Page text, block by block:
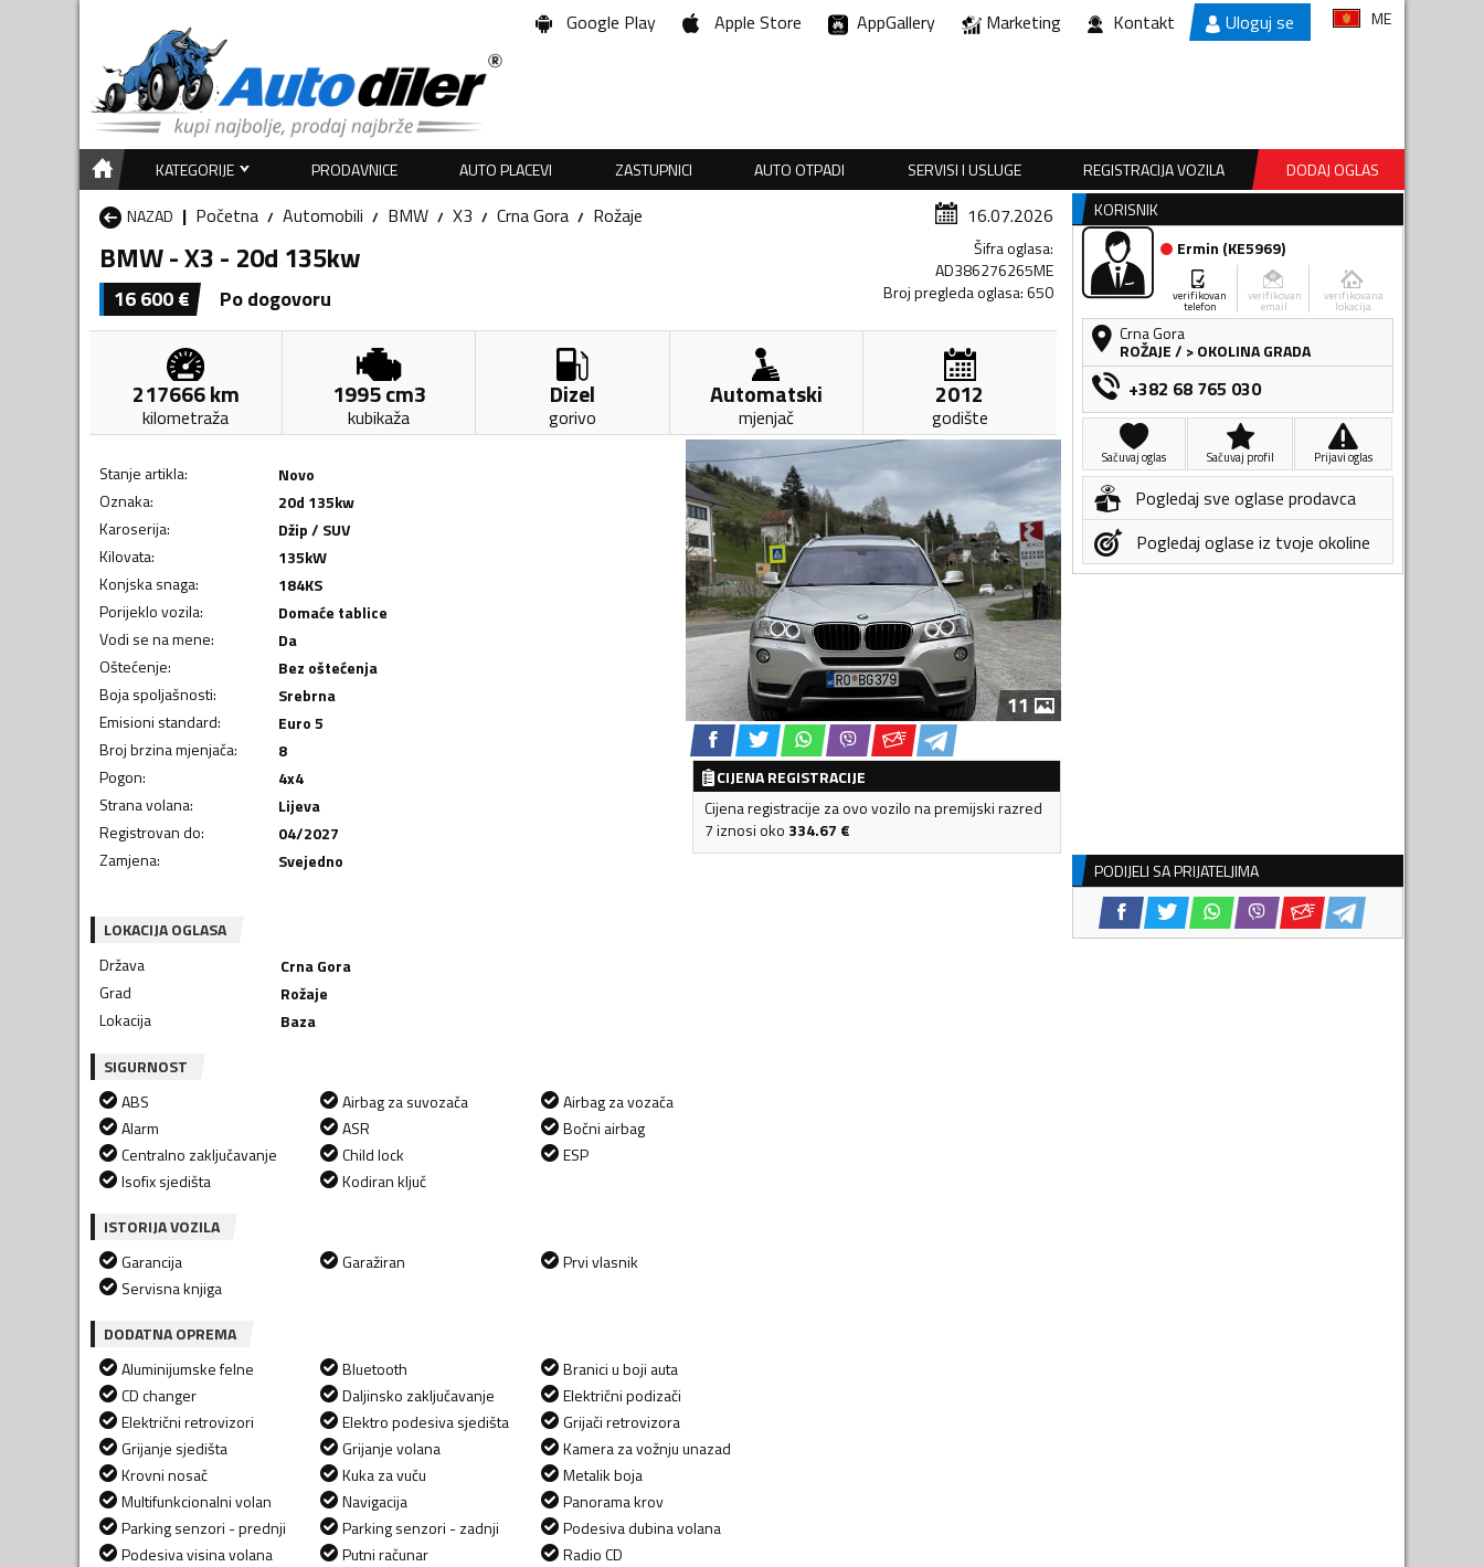
Google Play Apple Store AppGallery Marketing Kontakt Uloguj se ME
KATEGORIJE PRODAVNICE AUTO PLACEVI ZASTUPNICI AUTO OTPADI SERVISI I USLUGE REGISTRACIJA VOZILA
DODAJ OGLAS
NAZAD
Početna Automobili BMW X3 Crna Gora Rožaje 16.07.2026
BMW - X3 - 20d 135kw
16 600€ Po dogovoru
Šifra oglasa:
AD386276265ME
Broj pregleda oglasa:650
217666km
kilometraža
1995cm3
kubikaža
Dizel
gorivo
Automatski
mjenjač
2012
godište
Stanje artikla:
Novo
Oznaka:
20d 135kw
Karoserija:
Džip / SUV
Kilovata: 135kW
Konjska snaga: 184KS
Porijeklo vozila:
Domaće tablice
Vodi se na mene:
Da
Oštećenje:
Bez oštećenja
Boja spoljašnosti:
Srebrna
Emisioni standard:
Euro 5
Broj brzina mjenjača:
8
Pogon:
4x4
Strana volana:
Lijeva
Registrovan do:
04/2027
Zamjena: Svejedno
11
CIJENA REGISTRACIJE
Cijena registracije za ovo vozilo na premijski razred
7 iznosi oko 334.67 €
LOKACIJA OGLASA
Država
Crna Gora
Grad
Rožaje
Lokacija
Baza
SIGURNOST
ABS
Alarm
Centralno zaključavanje
Isofix sjedišta
Airbag za suvozača
ASR
Child lock
Kodiran ključ
Airbag za vozača
Bočni airbag
ESP
ISTORIJA VOZILA
Garancija
Servisna knjiga
Garažiran Prvi vlasnik
DODATNA OPREMA
Aluminijumske felne
CD changer
Električni retrovizori
Grijanje sjedišta
Krovni nosač
Multifunkcionalni volan
Parking senzori - prednji
Podesiva visina volana
Bluetooth
Daljinsko zaključavanje
Elektro podesiva sjedišta
Grijanje volana
Kuka za vuču
Navigacija
Parking senzori - zadnji
Putni računar
Branici u boji auta
Električni podizači
Grijači retrovizora
Kamera za vožnju unazad
Metalik boja
Panorama krov
Podesiva dubina volana
Radio CD
KORISNIK
Ermin (KE5969)
verifikovan
telefon
verifikovan
email
verifikovana
lokacija
Crna Gora
ROŽAJE/ > OKOLINA GRADA
+382 68 765 030
Sačuvaj oglas Sačuvaj profil Prijavi oglas
Pogledaj sve oglase prodavca
Pogledaj oglase iz tvoje okoline
PODIJELI SA PRIJATELJIMA